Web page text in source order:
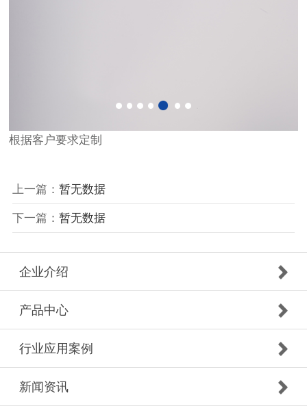
根据客户要求定制
上一篇： 暂无数据
下一篇： 暂无数据
企业介绍
产品中心
行业应用案例
新闻资讯